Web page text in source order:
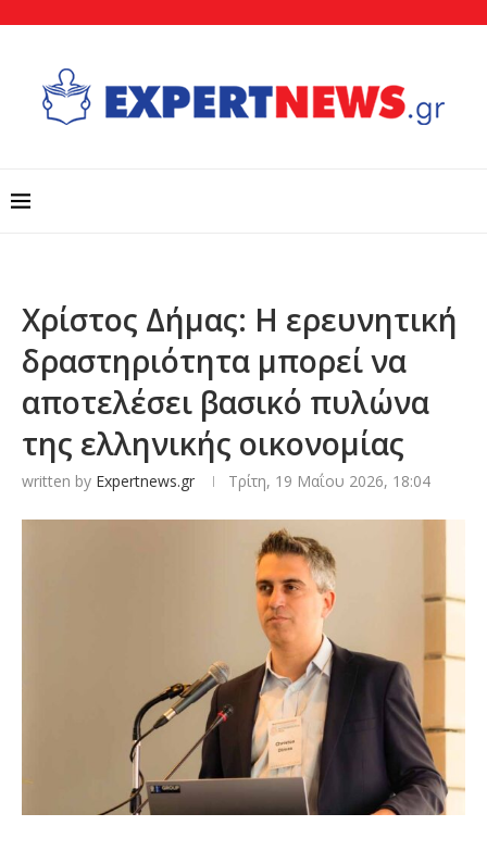
Χρίστος Δήμας: Η ερευνητική
δραστηριότητα μπορεί να
αποτελέσει βασικό πυλώνα
της ελληνικής οικονομίας
written by Expertnews.gr Τρίτη, 19 Μαΐου 2026, 18:04